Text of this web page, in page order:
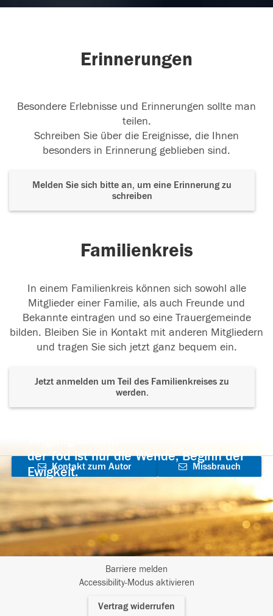
... ein Hänsele im Herzen
Einmal Hänsele,
immer Hänsele!Erinnerungen
Besondere Erlebnisse und Erinnerungen sollte man
teilen.
Schreiben Sie über die Ereignisse, die Ihnen
besonders in Erinnerung geblieben sind.
Melden Sie sich bitte an, um eine Erinnerung zu
schreiben
Familienkreis
In einem Familienkreis können sich sowohl alle
Mitglieder einer Familie, als auch Freunde und
Bekannte eintragen und so eine Trauergemeinde
bilden. Bleiben Sie in Kontakt mit anderen Mitgliedern
und tragen Sie sich jetzt ganz bequem ein.
Jetzt anmelden um Teil des Familienkreises zu
werden.
der Tod ist nur die Wende, Beginn der
Ewigkeit.
Kontakt zum Autor
aufnehmen
Missbrauch
Barriere melden
Accessibility-Modus aktivieren
Vertrag widerrufen